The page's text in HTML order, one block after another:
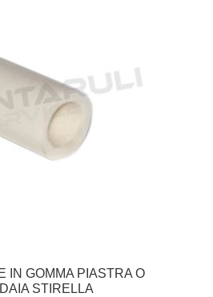
IN GOMMA PIASTRA O
STIRELLA